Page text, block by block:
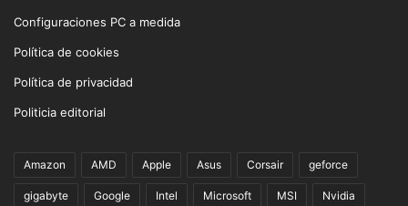
Configuraciones PC a medida
Política de cookies
Política de privacidad
Politicia editorial
Amazon AMD Apple Asus Corsair geforce
gigabyte Google Intel Microsoft MSI Nvidia